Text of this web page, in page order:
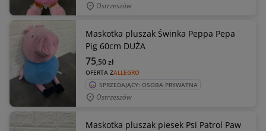
Ostrzeszów
Maskotka pluszak Świnka Peppa Pepa
Pig 60cm DUŻA
OFERTA ZALLEGRO
75,50zł
SPRZEDAJĄCY: OSOBA PRYWATNA
Ostrzeszów
Maskotka pluszak piesek Psi Patrol Paw